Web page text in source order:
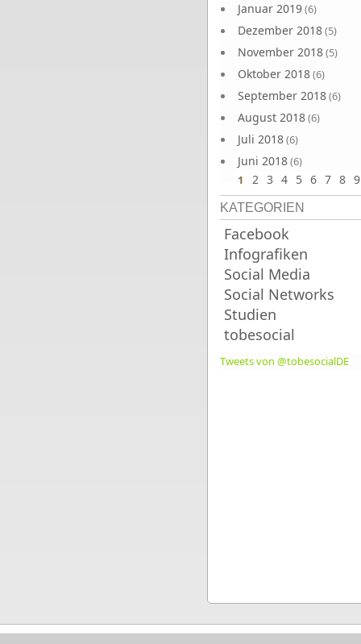
Januar 2019(6)
Dezember 2018(5)
November 2018(5)
Oktober 2018(6)
September 2018(6)
August 2018(6)
Juli 2018(6)
Juni 2018(6)
1 2 3 4 5 6 7 8 9
KATEGORIEN
Facebook
Infografiken
Social Media
Social Networks
Studien
tobesocial
Tweets von @tobesocialDE